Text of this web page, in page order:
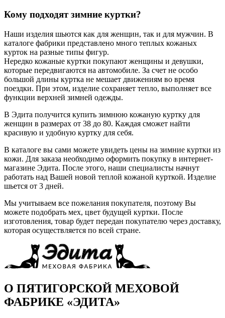
Кому подходят зимние куртки?
Наши изделия шьются как для женщин, так и для мужчин. В
каталоге фабрики представлено много теплых кожаных
курток на разные типы фигур.
Нередко кожаные куртки покупают женщины и девушки,
которые передвигаются на автомобиле. За счет не особо
большой длины куртка не мешает движениям во время
поездки. При этом, изделие сохраняет тепло, выполняет все
функции верхней зимней одежды.
В Эдита получится купить зимнюю кожаную куртку для
женщин в размерах от 38 до 80. Каждая сможет найти
красивую и удобную куртку для себя.
В каталоге вы сами можете увидеть цены на зимние куртки из
кожи. Для заказа необходимо оформить покупку в интернет-
магазине Эдита. После этого, наши специалисты начнут
работать над Вашей новой теплой кожаной курткой. Изделие
шьется от 3 дней.
Мы учитываем все пожелания покупателя, поэтому Вы
можете подобрать мех, цвет будущей куртки. После
изготовления, товар будет передан покупателю через доставку,
которая осуществляется по всей стране.
О ПЯТИГОРСКОЙ МЕХОВОЙ
ФАБРИКЕ «ЭДИТА»